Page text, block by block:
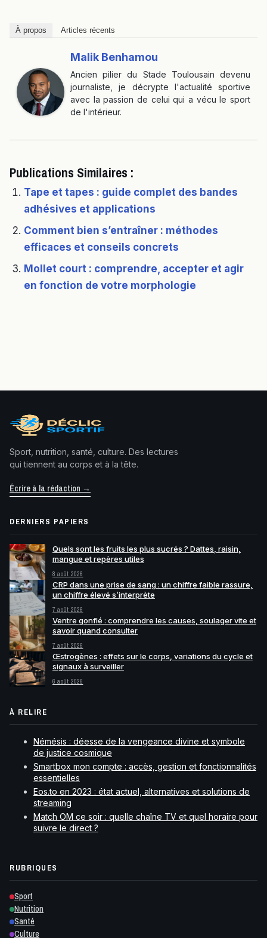
À propos Articles récents
Malik Benhamou
Ancien pilier du Stade Toulousain devenu
journaliste, je décrypte l'actualité sportive
avec la passion de celui qui a vécu le sport
de l'intérieur.
Publications Similaires :
Tape et tapes : guide complet des bandes
adhésives et applications
Comment bien s’entraîner : méthodes
efficaces et conseils concrets
Mollet court : comprendre, accepter et agir
en fonction de votre morphologie
Sport, nutrition, santé, culture. Des lectures
qui tiennent au corps et à la tête.
Écrire à la rédaction →
DERNIERS PAPIERS
Quels sont les fruits les plus sucrés ? Dattes, raisin,
mangue et repères utiles
8 août 2026
CRP dans une prise de sang : un chiffre faible rassure,
un chiffre élevé s’interprète
7 août 2026
Ventre gonflé : comprendre les causes, soulager vite et
savoir quand consulter
7 août 2026
Œstrogènes : effets sur le corps, variations du cycle et
signaux à surveiller
6 août 2026
À RELIRE
Némésis : déesse de la vengeance divine et symbole
de justice cosmique
Smartbox mon compte : accès, gestion et fonctionnalités
essentielles
Eos.to en 2023 : état actuel, alternatives et solutions de
streaming
Match OM ce soir : quelle chaîne TV et quel horaire pour
suivre le direct ?
RUBRIQUES
Sport
Nutrition
Santé
Culture